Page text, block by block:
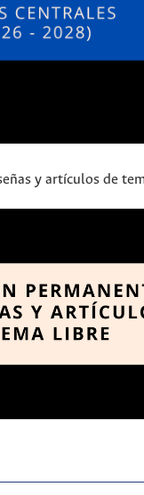
y artículos de